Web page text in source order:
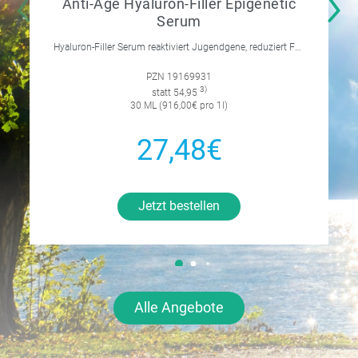
Anti-Age Hyaluron-Filler Epigenetic
Serum
Hyaluron-Filler Serum reaktiviert Jugendgene, reduziert Falten und feine Linien, spendet intensive Feuchtigkeit und strafft die Gesichtskonturen.
PZN 19169931
statt 54,95 3)
30 ML (916,00€ pro 1l)
27,48€
Jetzt bestellen
Alle Angebote